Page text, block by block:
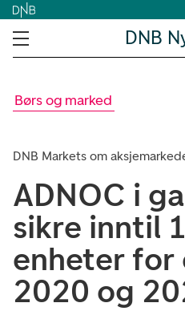
DNB
Børs og marked
DNB Markets om
ADNOC i
sikre inntil
enheter for
2020 og